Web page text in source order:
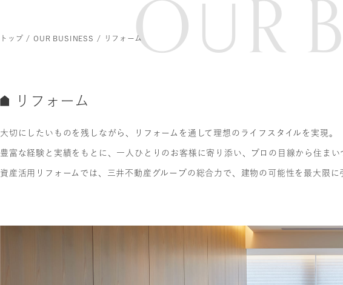
トップ OUR BUSINESS リフォームOURB
リフォーム
大切にしたいものを残しながら、リフォームを通して理想のライフスタイルを実現。
豊富な経験と実績をもとに、一人ひとりのお客様に寄り添い、プロの目線から住まい
資産活用リフォームでは、三井不動産グループの総合力で、建物の可能性を最大限に